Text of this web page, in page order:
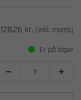
128,26 kr. (inkl. moms)
Er på lager
 